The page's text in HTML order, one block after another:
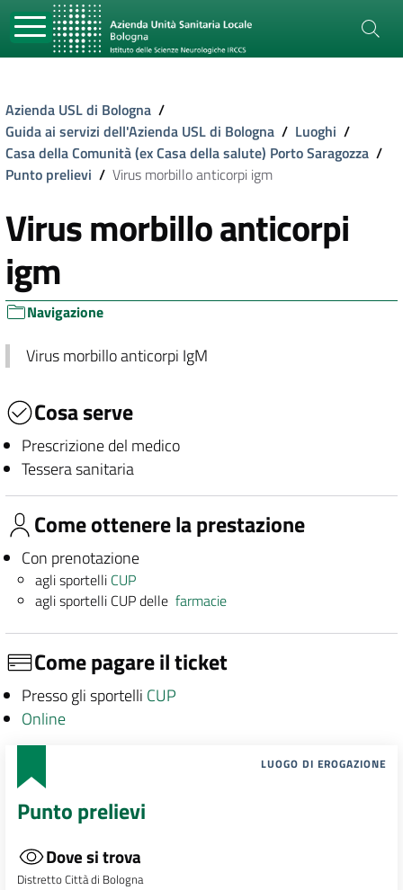
Azienda USL di Bologna /
Guida ai servizi dell'Azienda USL di Bologna / Luoghi /
Casa della Comunità (ex Casa della salute) Porto Saragozza /
Punto prelievi / Virus morbillo anticorpi igm
Virus morbillo anticorpi
igm
Navigazione
Virus morbillo anticorpi IgM
Cosa serve
Prescrizione del medico
Tessera sanitaria
Come ottenere la prestazione
Con prenotazione
agli sportelli CUP
agli sportelli CUP dellefarmacie
Come pagare il ticket
Presso gli sportelli CUP
Online
LUOGO DI EROGAZIONE
Punto prelievi
Dove si trova
Distretto Città di Bologna